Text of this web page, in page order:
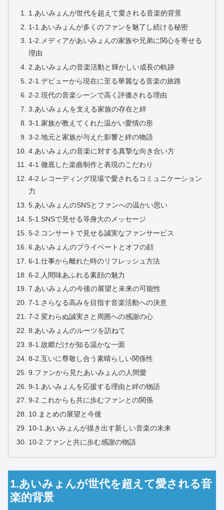
1.あいみょんが世代を超えて愛される音楽的背景
1-1.あいみょんが多くのファンを魅了し続ける秘密
1-2.メディアがあいみょんの家族や兄弟に関心を寄せる
理由
2.あいみょんの音楽活動と輝かしい成長の軌跡
2-1.デビューから現在に至る華麗なる音楽の旅路
2-2.現代の音楽シーンで高く評価される理由
3.あいみょんを支える家族の存在と絆
3-1.家族が教えてくれた温かい愛情の形
3-2.地元と家族が与えた影響と絆の物語
4.あいみょんの音楽に対する真摯な向き合い方
4-1.徹底した楽曲制作と表現のこだわり
4-2.レコーディング現場で愛されるコミュニケーション
力
5.あいみょんのSNSとファンへの温かい思い
5-1.SNSで見せる等身大のメッセージ
5-2.コンサートで見せる誠実なファンサービス
6.あいみょんのプライベートとオフの顔
6-1.仕事から離れた時のリフレッシュ方法
6-2.人間味あふれる素顔の魅力
7.あいみょんの今後の展望と未来の可能性
7-1.さらなる高みを目指す音楽活動への決意
7-2.変わらぬ誠実さと周囲への感謝の心
8.あいみょんのルーツを訪ねて
8-1.故郷だけが知る温かな一面
8-2.互いに尊敬し合う素晴らしい関係性
9.ファンから見たあいみょんの人間愛
9-1.あいみょんを応援する理由と絆の物語
9-2.これからも共に歩むファンとの関係
10.まとめの展望と今後
10-1.あいみょんが描き出す新しい音楽の未来
10-2.ファンと共に歩む感謝の物語
1.あいみょんが世代を超えて愛される音
楽的背景